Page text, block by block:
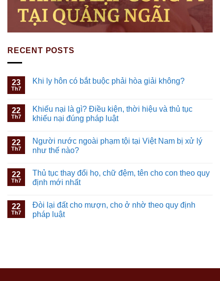
RECENT POSTS
23
Th7
Khi ly hôn có bắt buộc phải hòa giải không?
22
Th7
Khiếu nại là gì? Điều kiện, thời hiệu và thủ tục
khiếu nại đúng pháp luật
22
Th7
Người nước ngoài phạm tội tại Việt Nam bị xử lý
như thế nào?
22
Th7
Thủ tục thay đổi họ, chữ đệm, tên cho con theo quy
định mới nhất
22
Th7
Đòi lại đất cho mượn, cho ở nhờ theo quy định
pháp luật